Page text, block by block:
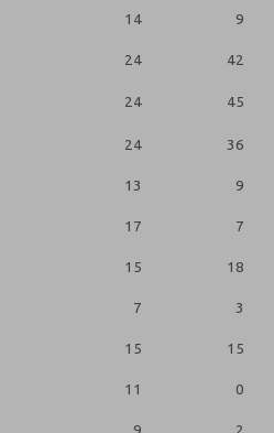
14 9
24 42
24 45
24 36
13 9
17 7
15 18
7 3
15 15
11 0
9 2